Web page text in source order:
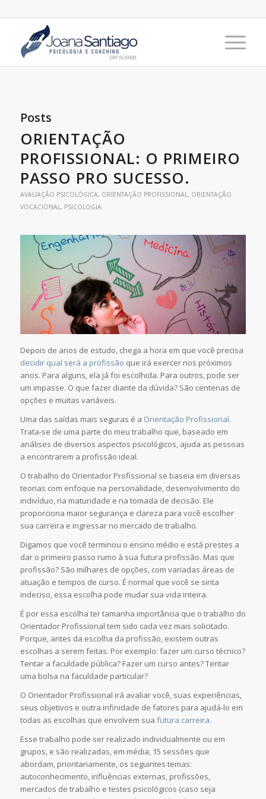
Posts
ORIENTAÇÃO
PROFISSIONAL: O PRIMEIRO
PASSO PRO SUCESSO.
AVALIAÇÃO PSICOLÓGICA, ORIENTAÇÃO PROFISSIONAL, ORIENTAÇÃO
VOCACIONAL, PSICOLOGIA
Depois de anos de estudo, chega a hora em que você precisa
decidir qual será a profissão que irá exercer nos próximos
anos. Para alguns, ela já foi escolhida. Para outros, pode ser
um impasse. O que fazer diante da dúvida? São centenas de
opções e muitas variáveis.
Uma das saídas mais seguras é a Orientação Profissional.
Trata-se de uma parte do meu trabalho que, baseado em
análises de diversos aspectos psicológicos, ajuda as pessoas
a encontrarem a profissão ideal.
O trabalho do Orientador Profissional se baseia em diversas
teorias com enfoque na personalidade, desenvolvimento do
indivíduo, na maturidade e na tomada de decisão. Ele
proporciona maior segurança e clareza para você escolher
sua carreira e ingressar no mercado de trabalho.
Digamos que você terminou o ensino médio e está prestes a
dar o primeiro passo rumo à sua futura profissão. Mas que
profissão? São milhares de opções, com variadas áreas de
atuação e tempos de curso. É normal que você se sinta
indeciso, essa escolha pode mudar sua vida inteira.
É por essa escolha ter tamanha importância que o trabalho do
Orientador Profissional tem sido cada vez mais solicitado.
Porque, antes da escolha da profissão, existem outras
escolhas a serem feitas. Por exemplo: fazer um curso técnico?
Tentar a faculdade pública? Fazer um curso antes? Tentar
uma bolsa na faculdade particular?
O Orientador Profissional irá avaliar você, suas experiências,
seus objetivos e outra infinidade de fatores para ajudá-lo em
todas as escolhas que envolvem sua futura carreira.
Esse trabalho pode ser realizado individualmente ou em
grupos, e são realizadas, em média, 15 sessões que
abordam, prioritariamente, os seguintes temas:
autoconhecimento, influências externas, profissões,
mercados de trabalho e testes psicológicos (caso seja